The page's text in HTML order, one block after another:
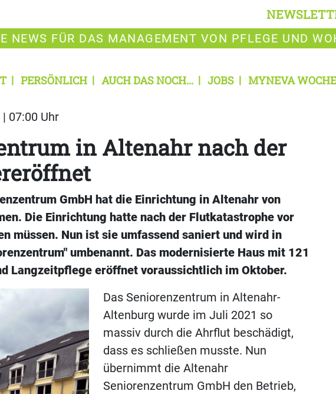
NEWS FÜR DAS MANAGEMENT VON PFLEGE UND
PERSÖNLICH AUCH DAS NOCH... JOBS MYNEVA WOCHE
07:00 Uhr
in Altenahr nach der
GmbH hat die Einrichtung in Altenahr von
Die Einrichtung hatte nach der Flutkatastrophe vor
müssen. Nun ist sie umfassend saniert und wird in
umbenannt. Das modernisierte Haus mit 121
Langzeitpflege eröffnet voraussichtlich im Oktober.
Das Seniorenzentrum in Altenahr-
Altenburg wurde im Juli 2021 so
massiv durch die Ahrflut beschädigt,
dass es schließen musste. Nun
übernimmt die Altenahr
Seniorenzentrum GmbH den Betrieb,